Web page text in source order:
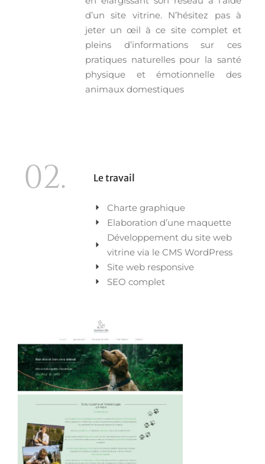
d’un site vitrine. N’hésitez pas à
jeter un œil à ce site complet et
pleins d’informations sur ces
pratiques naturelles pour la santé
physique et émotionnelle des
animaux domestiques
02. Le travail
Charte graphique
Elaboration d’une maquette
Développement du site web
vitrine via le CMS WordPress
Site web responsive
SEO complet